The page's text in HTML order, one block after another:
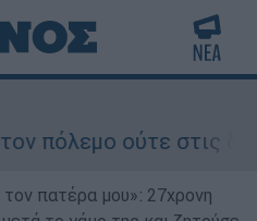
ούτε στις
πατέρα μου»: 27χρονη